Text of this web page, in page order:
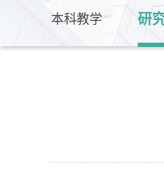
本科教学 研